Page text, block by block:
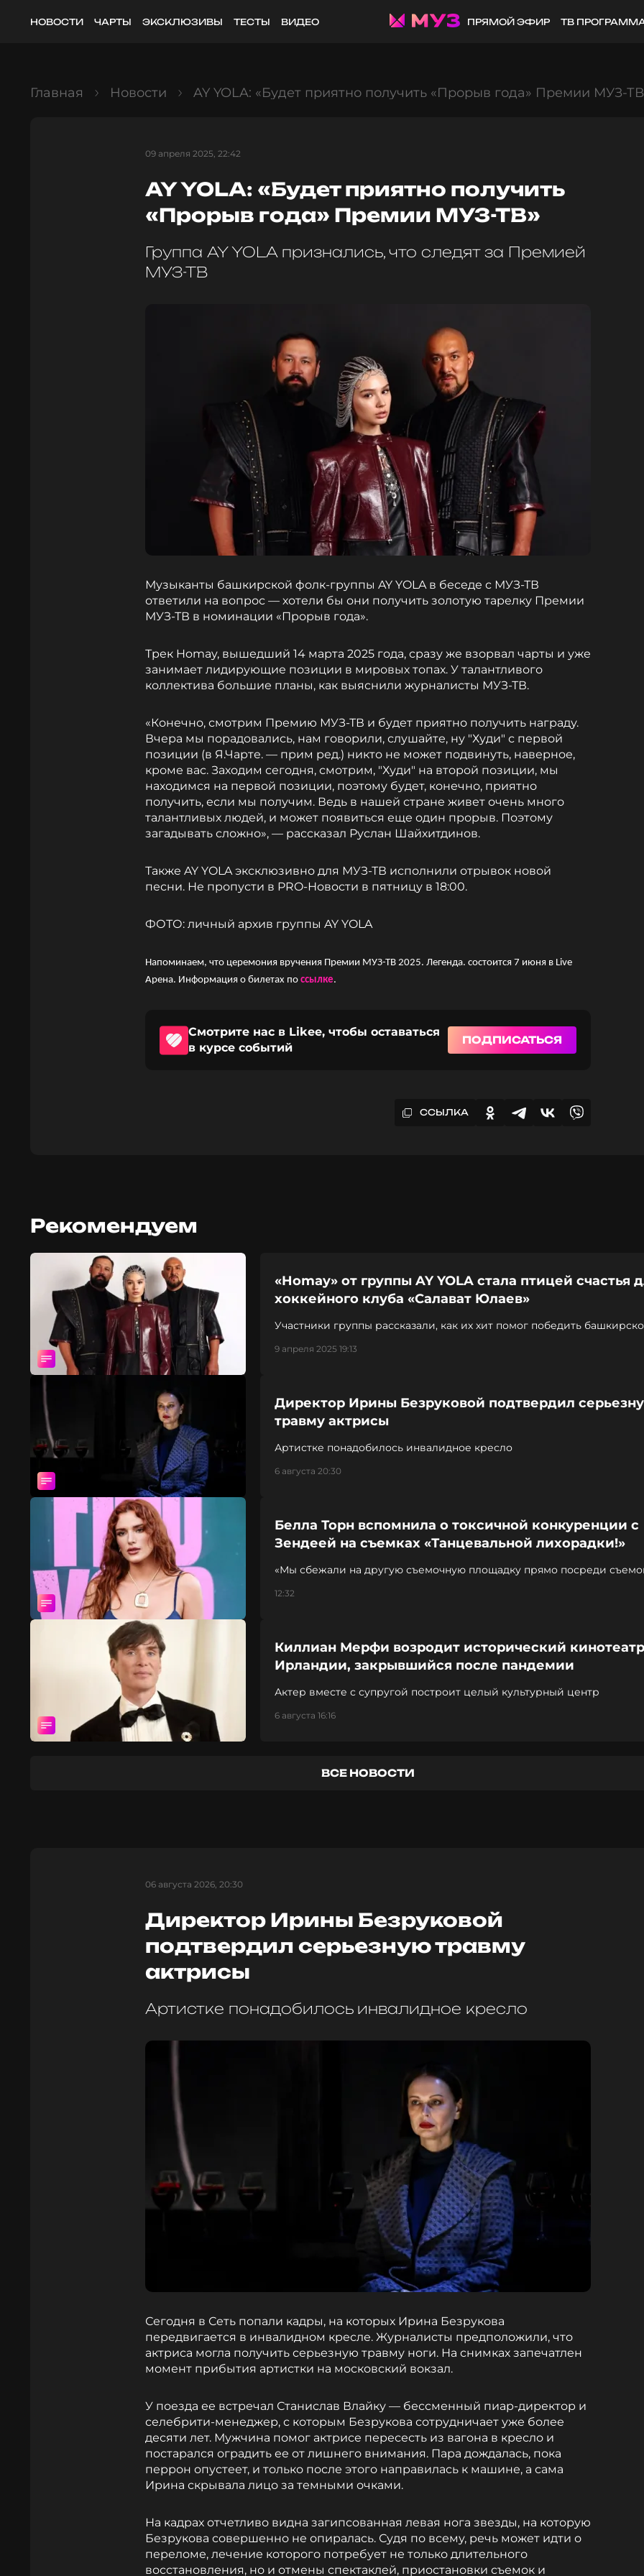
НОВОСТИ ЧАРТЫ ЭКСКЛЮЗИВЫ ТЕСТЫ ВИДЕО ПРЯМОЙ ЭФИР ТВ
Главная Новости AY YOLA: «Будет приятно получить «Прорыв года» Премии МУЗ-
09 апреля 2025, 22:42
AY YOLA: «Будет приятно получить
«Прорыв года» Премии МУЗ-ТВ»
Группа AY YOLA признались, что следят за Премией
МУЗ-ТВ
Музыканты башкирской фолк-группы AY YOLA в беседе с МУЗ-ТВ
ответили на вопрос — хотели бы они получить золотую тарелку Премии
МУЗ-ТВ в номинации «Прорыв года».
Трек Homay, вышедший 14 марта 2025 года, сразу же взорвал чарты и уже
занимает лидирующие позиции в мировых топах. У талантливого
коллектива большие планы, как выяснили журналисты МУЗ-ТВ.
«Конечно, смотрим Премию МУЗ-ТВ и будет приятно получить награду.
Вчера мы порадовались, нам говорили, слушайте, ну "Худи" с первой
позиции (в Я.Чарте. — прим ред.) никто не может подвинуть, наверное,
кроме вас. Заходим сегодня, смотрим, "Худи" на второй позиции, мы
находимся на первой позиции, поэтому будет, конечно, приятно
получить, если мы получим. Ведь в нашей стране живет очень много
талантливых людей, и может появиться еще один прорыв. Поэтому
загадывать сложно», — рассказал Руслан Шайхитдинов.
Также AY YOLA эксклюзивно для МУЗ-ТВ исполнили отрывок новой
песни. Не пропусти в PRO-Новости в пятницу в 18:00.
ФОТО: личный архив группы AY YOLA
Напоминаем, что церемония вручения Премии МУЗ-ТВ 2025. Легенда. состоится 7 июня в Live
Арена. Информация о билетах по ссылке.
Смотрите нас в Likee, чтобы оставаться
в курсе событий
ПОДПИСАТЬСЯ
ССЫЛКА
Рекомендуем
«Homay» от группы AY YOLA стала птицей счастья
хоккейного клуба «Салават Юлаев»
Участники группы рассказали, как их хит помог победить
9 апреля 2025 19:13
Директор Ирины Безруковой подтвердил
травму актрисы
Артистке понадобилось инвалидное кресло
6 августа 20:30
Белла Торн вспомнила о токсичной конкуренции с
Зендеей на съемках «Танцевальной лихорадки!»
«Мы сбежали на другую съемочную площадку прямо посреди
12:32
Киллиан Мерфи возродит исторический
Ирландии, закрывшийся после пандемии
Актер вместе с супругой построит целый культурный центр
6 августа 16:16
ВСЕ НОВОСТИ
06 августа 2026, 20:30
Директор Ирины Безруковой
подтвердил серьезную травму
актрисы
Артистке понадобилось инвалидное кресло
Сегодня в Сеть попали кадры, на которых Ирина Безрукова
передвигается в инвалидном кресле. Журналисты предположили, что
актриса могла получить серьезную травму ноги. На снимках запечатлен
момент прибытия артистки на московский вокзал.
У поезда ее встречал Станислав Влайку — бессменный пиар-директор и
селебрити-менеджер, с которым Безрукова сотрудничает уже более
десяти лет. Мужчина помог актрисе пересесть из вагона в кресло и
постарался оградить ее от лишнего внимания. Пара дождалась, пока
перрон опустеет, и только после этого направилась к машине, а сама
Ирина скрывала лицо за темными очками.
На кадрах отчетливо видна загипсованная левая нога звезды, на которую
Безрукова совершенно не опиралась. Судя по всему, речь может идти о
переломе, лечение которого потребует не только длительного
восстановления, но и отмены спектаклей, приостановки съемок и